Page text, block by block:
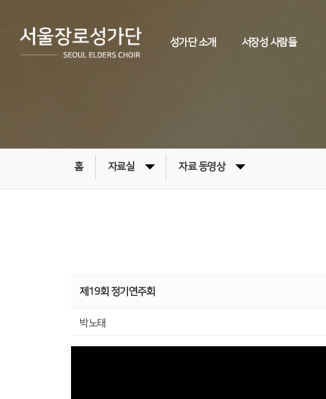
성가단 소개 서장성 사람들
홈 자료실 자료 동영상
제19회 정기연주회
박노태